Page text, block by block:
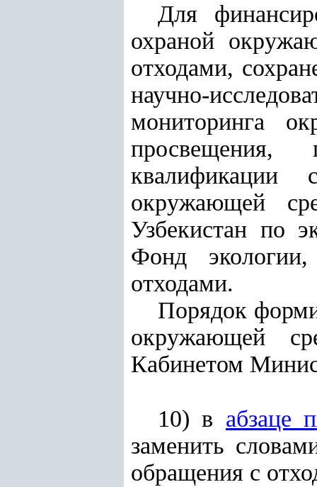
Для
охраной
отходами,
научно-
мониторинга
просвещения,
окружающей
Узбекистан по
Фонд
отходами.
Порядок
окружающей
Кабинетом
10) в абзаце
заменить
обращения с